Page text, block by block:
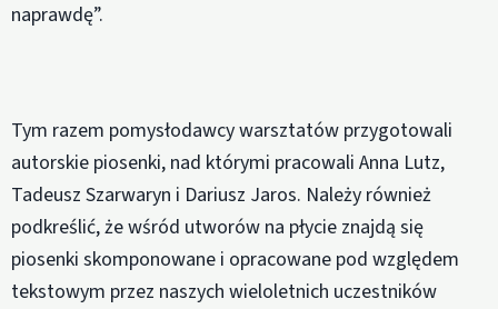
naprawdę”.
Tym razem pomysłodawcy warsztatów przygotowali
autorskie piosenki, nad którymi pracowali Anna Lutz,
Tadeusz Szarwaryn i Dariusz Jaros. Należy również
podkreślić, że wśród utworów na płycie znajdą się
piosenki skomponowane i opracowane pod względem
tekstowym przez naszych wieloletnich uczestników